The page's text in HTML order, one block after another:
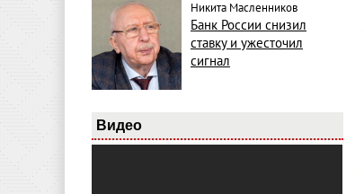
Никита Масленников
Банк России снизил
ставку и ужесточил
сигнал
Видео